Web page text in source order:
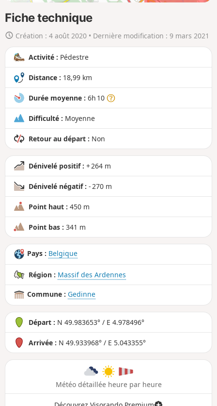
e
n
r
n
d
Fiche technique
Création : 4 août 2020• Dernière modification : 9 mars 2021
Activité : Pédestre
Distance : 18,99 km
Durée moyenne : 6h 10
Difficulté : Moyenne
Retour au départ : Non
Dénivelé positif : + 264 m
Dénivelé négatif : - 270 m
Point haut : 450 m
Point bas : 341 m
Pays : Belgique
Région : Massif des Ardennes
Commune : Gedinne
Départ : N 49.983653° / E 4.978496°
Arrivée : N 49.933968° / E 5.043355°
Météo détaillée heure par heure